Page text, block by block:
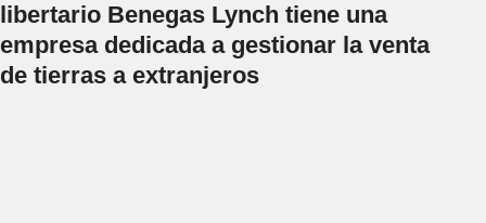
libertario Benegas Lynch tiene una
empresa dedicada a gestionar la venta
de tierras a extranjeros